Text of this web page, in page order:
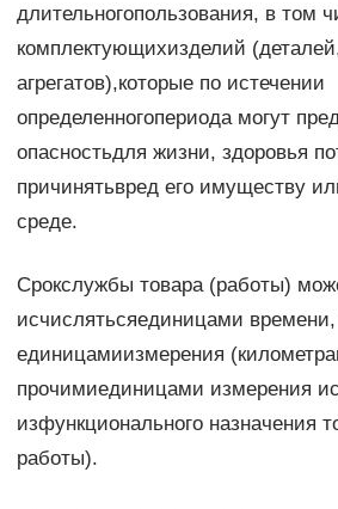
длительногопользования, в том
комплектующихизделий
агрегатов),которые по истечении
определенногопериода могут
опасностьдля жизни, здоровья
причинятьвред его имуществу
среде.
Срокслужбы товара (работы)
исчислятьсяединицами
единицамиизмерения
прочимиединицами измерения
изфункционального назначения
работы).